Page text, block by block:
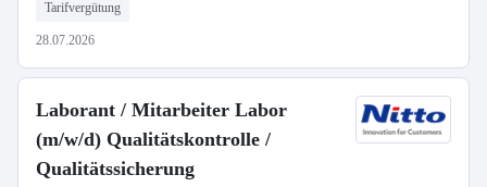
Tarifvergütung
28.07.2026
Laborant / Mitarbeiter Labor
(m/w/d) Qualitätskontrolle /
Qualitätssicherung